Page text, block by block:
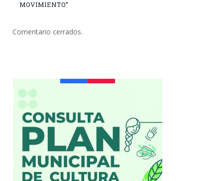
MOVIMIENTO”
Comentario cerrados.